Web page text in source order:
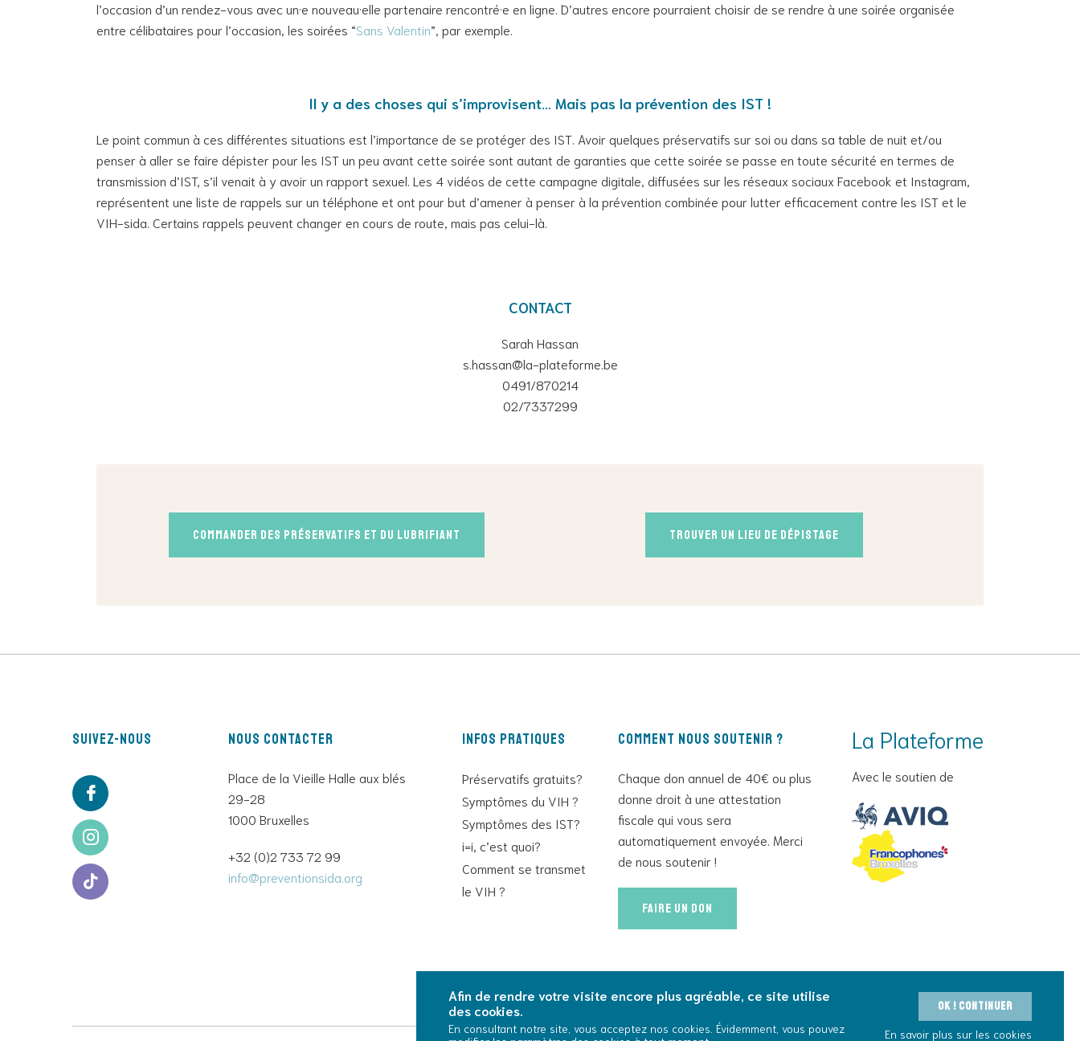
l’occasion d’un rendez-vous avec un·e nouveau·elle partenaire rencontré·e en ligne. D’autres encore pourraient choisir de se rendre à une soirée organisée
entre célibataires pour l’occasion, les soirées “Sans Valentin”, par exemple.
Il y a des choses qui s’improvisent… Mais pas la prévention des IST !
Le point commun à ces différentes situations est l’importance de se protéger des IST. Avoir quelques préservatifs sur soi ou dans sa table de nuit et/ou
penser à aller se faire dépister pour les IST un peu avant cette soirée sont autant de garanties que cette soirée se passe en toute sécurité en termes de
transmission d’IST, s’il venait à y avoir un rapport sexuel. Les 4 vidéos de cette campagne digitale, diffusées sur les réseaux sociaux Facebook et Instagram,
représentent une liste de rappels sur un téléphone et ont pour but d’amener à penser à la prévention combinée pour lutter efficacement contre les IST et le
VIH-sida. Certains rappels peuvent changer en cours de route, mais pas celui-là.
CONTACT
Sarah Hassan
s.hassan@la-plateforme.be
0491/870214
02/7337299
Commander des préservatifs et du lubrifiant Trouver un lieu de dépistage
Suivez-nous Nous contacter
Place de la Vieille Halle aux blés
29-28
1000 Bruxelles
+32 (0)2 733 72 99
info@preventionsida.org
Infos pratiques
Préservatifs gratuits?
Symptômes du VIH ?
Symptômes des IST?
i=i, c’est quoi?
Comment se transmet
le VIH ?
Comment nous soutenir ?
Chaque don annuel de 40€ ou plus
donne droit à une attestation
fiscale qui vous sera
automatiquement envoyée. Merci
de nous soutenir !
Faire un don
La Plateforme
Avec le soutien de
Afin de rendre votre visite encore plus agréable, ce site utilise
des cookies.
En consultant notre site, vous acceptez nos cookies. Évidemment, vous pouvez
OK ! Continuer
En savoir plus sur les cookies